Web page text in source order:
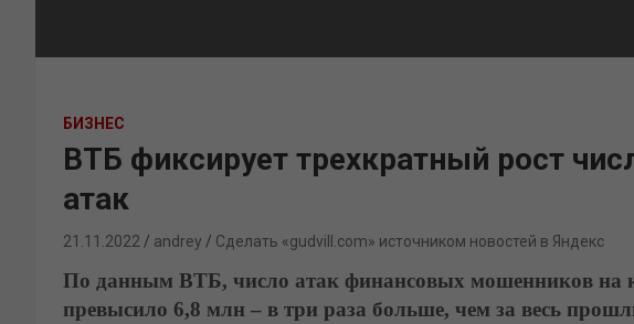
БИЗНЕС
ВТБ фиксирует трехкратный рост
атак
21.11.2022 andrey Сделать «gudvill.com» источником новостей в Яндекс
По данным ВТБ, число атак финансовых мошенников на
превысило 6,8 млн – в три раза больше, чем за весь